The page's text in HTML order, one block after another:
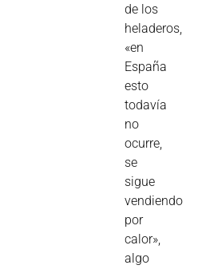
de los
heladeros,
«en
España
esto
todavía
no
ocurre,
se
sigue
vendiendo
por
calor»,
algo